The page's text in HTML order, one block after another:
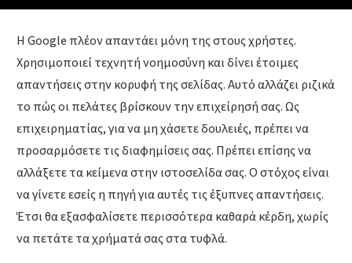
Η Google πλέον απαντάει μόνη της στους χρήστες.
Χρησιμοποιεί τεχνητή νοημοσύνη και δίνει έτοιμες
απαντήσεις στην κορυφή της σελίδας. Αυτό αλλάζει ριζικά
το πώς οι πελάτες βρίσκουν την επιχείρησή σας. Ως
επιχειρηματίας, για να μη χάσετε δουλειές, πρέπει να
προσαρμόσετε τις διαφημίσεις σας. Πρέπει επίσης να
αλλάξετε τα κείμενα στην ιστοσελίδα σας. Ο στόχος είναι
να γίνετε εσείς η πηγή για αυτές τις έξυπνες απαντήσεις.
Έτσι θα εξασφαλίσετε περισσότερα καθαρά κέρδη, χωρίς
να πετάτε τα χρήματά σας στα τυφλά.